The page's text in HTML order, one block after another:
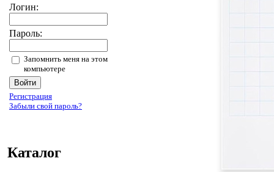
Логин:
Пароль:
Запомнить меня на этом
компьютере
Регистрация
Забыли свой пароль?
Каталог